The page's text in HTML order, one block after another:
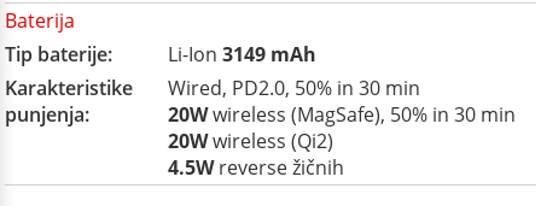
Baterija
Tip baterije:
Li-Ion 3149 mAh
Karakteristike
punjenja:
Wired, PD2.0, 50% in 30 min
20Wwireless (MagSafe), 50% in 30 min
20Wwireless (Qi2)
4.5Wreverse žičnih